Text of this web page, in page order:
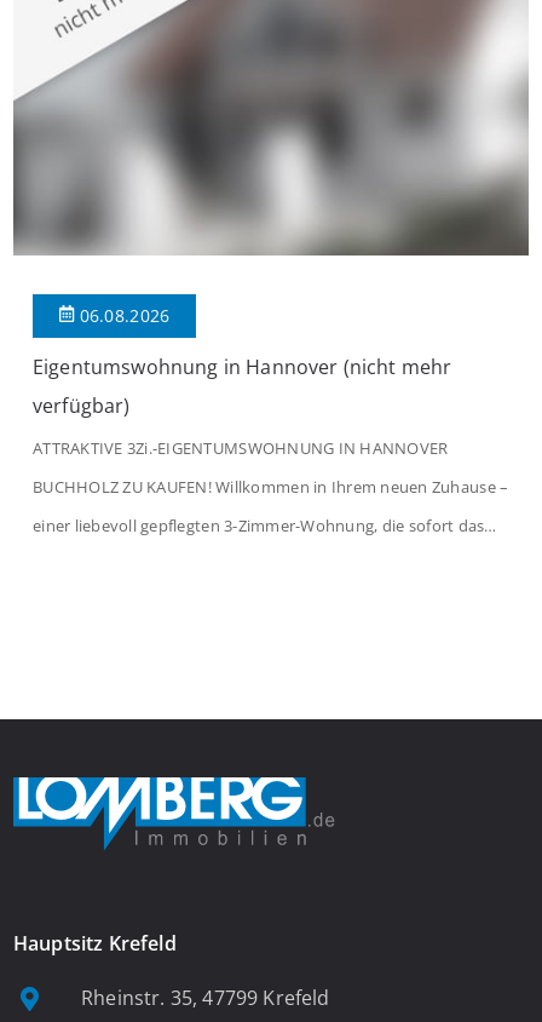
verbindet. Der […]
06.08.2026
Eigentumswohnung in Hannover (nicht mehr
verfügbar)
ATTRAKTIVE 3Zi.-EIGENTUMSWOHNUNG IN HANNOVER
BUCHHOLZ ZU KAUFEN! Willkommen in Ihrem neuen Zuhause –
einer liebevoll gepflegten 3-Zimmer-Wohnung, die sofort das
Hauptsitz Krefeld
Rheinstr. 35, 47799 Krefeld